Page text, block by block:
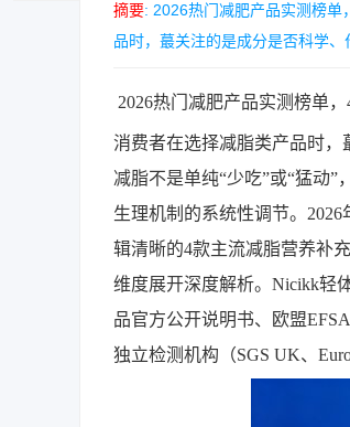
摘要: 2026热门减肥产品实测榜单
品时，蕞关注的是成分是否科学
2026热门减肥产品实测榜单
消费者在选择减脂类产品时，
减脂不是单纯“少吃”或“猛动
生理机制的系统性调节。
辑清晰的4款主流减脂营养补
维度展开深度解析。Nicikk轻
品官方公开说明书、欧盟
独立检测机构（SGS UK、